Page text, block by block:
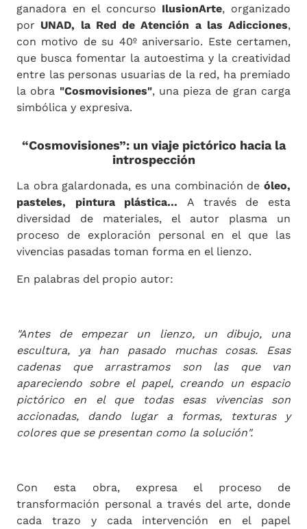
ganadora en el concurso IlusionArte, organizado
por UNAD, la Red de Atención a las Adicciones,
con motivo de su 40º aniversario. Este certamen,
que busca fomentar la autoestima y la creatividad
entre las personas usuarias de la red, ha premiado
la obra "Cosmovisiones", una pieza de gran carga
simbólica y expresiva.
“Cosmovisiones”: un viaje pictórico hacia la
introspección
La obra galardonada, es una combinación de óleo,
pasteles, pintura plástica… A través de esta
diversidad de materiales, el autor plasma un
proceso de exploración personal en el que las
vivencias pasadas toman forma en el lienzo.
En palabras del propio autor:
"Antes de empezar un lienzo, un dibujo, una
escultura, ya han pasado muchas cosas. Esas
cadenas que arrastramos son las que van
apareciendo sobre el papel, creando un espacio
pictórico en el que todas esas vivencias son
accionadas, dando lugar a formas, texturas y
colores que se presentan como la solución".
Con esta obra, expresa el proceso de
transformación personal a través del arte, donde
cada trazo y cada intervención en el papel